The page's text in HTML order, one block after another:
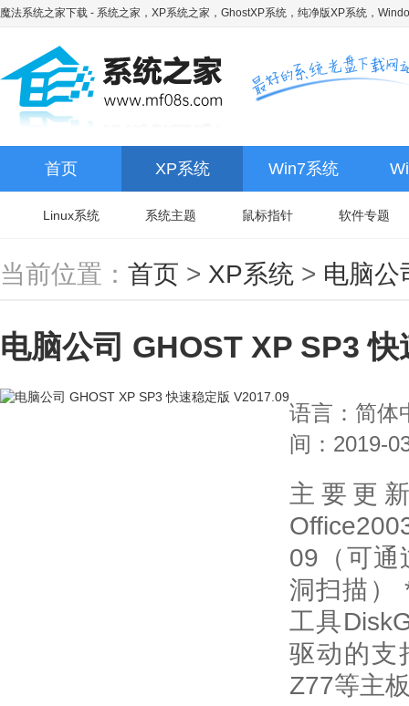
魔法系统之家下载 - 系统之家，XP系统之家，GhostXP系统，纯净版XP系统，
首页 XP系统 Win7系统
Linux系统 系统主题 鼠标指针 软件专题
当前位置： 首页 > XP系统 > 电脑公
电脑公司 GHOST XP SP3
语言：简体
间：2019-
主要更
09（可通
洞扫描）
工具
驱动的支
Z77等主